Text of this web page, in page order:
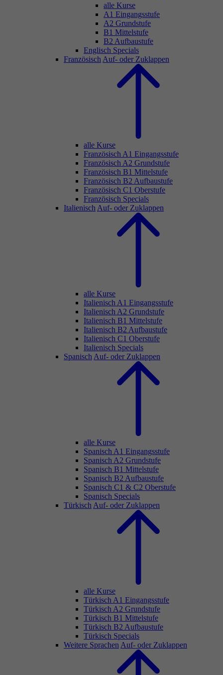
alle Kurse
A1 Eingangsstufe
A2 Grundstufe
B1 Mittelstufe
B2 Aufbaustufe
Englisch Specials
Französisch Auf- oder Zuklappen
alle Kurse
Französisch A1 Eingangsstufe
Französisch A2 Grundstufe
Französisch B1 Mittelstufe
Französisch B2 Aufbaustufe
Französisch C1 Oberstufe
Französisch Specials
Italienisch Auf- oder Zuklappen
alle Kurse
Italienisch A1 Eingangsstufe
Italienisch A2 Grundstufe
Italienisch B1 Mittelstufe
Italienisch B2 Aufbaustufe
Italienisch C1 Oberstufe
Italienisch Specials
Spanisch Auf- oder Zuklappen
alle Kurse
Spanisch A1 Eingangsstufe
Spanisch A2 Grundstufe
Spanisch B1 Mittelstufe
Spanisch B2 Aufbaustufe
Spanisch C1 & C2 Oberstufe
Spanisch Specials
Türkisch Auf- oder Zuklappen
alle Kurse
Türkisch A1 Eingangsstufe
Türkisch A2 Grundstufe
Türkisch B1 Mittelstufe
Türkisch B2 Aufbaustufe
Türkisch Specials
Weitere Sprachen Auf- oder Zuklappen